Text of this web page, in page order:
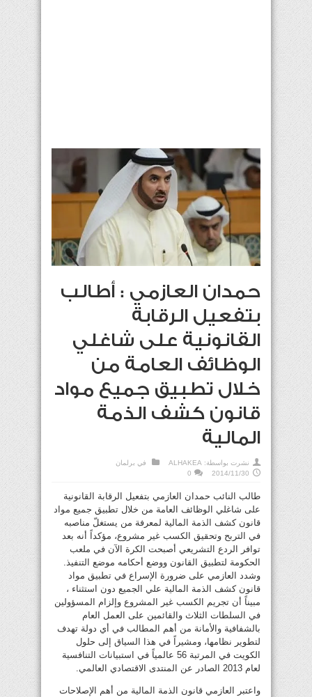
حمدان العازمي : أطالب
بتفعيل الرقابة
القانونية على شاغلي
الوظائف العامة من
خلال تطبيق جميع مواد
قانون كشف الذمة
المالية
نشرت بواسطة: ALHAKEA في برلمان
2014/11/30
0
طالب النائب حمدان العازمي بتفعيل الرقابة القانونية
على شاغلي الوظائف العامة من خلال تطبيق جميع مواد
قانون كشف الذمة المالية لمعرفة من يستغلّ مناصبه
في التربح وتحقيق الكسب غير مشروع، مؤكداً أنه بعد
توافر الردع التشريعي أصبحت الكرة الآن في ملعب
الحكومة لتطبيق القانون ووضع أحكامه موضع التنفيذ.
وشدد العازمي على ضرورة الإسراع في تطبيق مواد
قانون كشف الذمة المالية علي الجميع دون استثناء ،
مبيناً أن تجريم الكسب غير المشروع وإلزام المسؤولين
في السلطات الثلاث والقائمين على العمل العام
بالشفافية والأمانة من أهم المطالب في أي دولة تهدف
لتطوير نظامها، ومشيراً في هذا السياق إلى حلول
الكويت في المرتبة 56 عالمياً في استبيانات التنافسية
لعام 2013 الصادر عن المنتدى الاقتصادي العالمي.
واعتبر العازمي قانون الذمة المالية من أهم الإصلاحات